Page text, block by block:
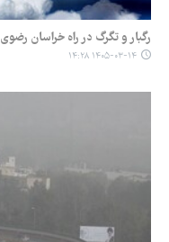
رگبار و تگرگ در راه خراسان رضوی
۱۴۰۵-۰۳-۱۴ ۱۴:۲۸